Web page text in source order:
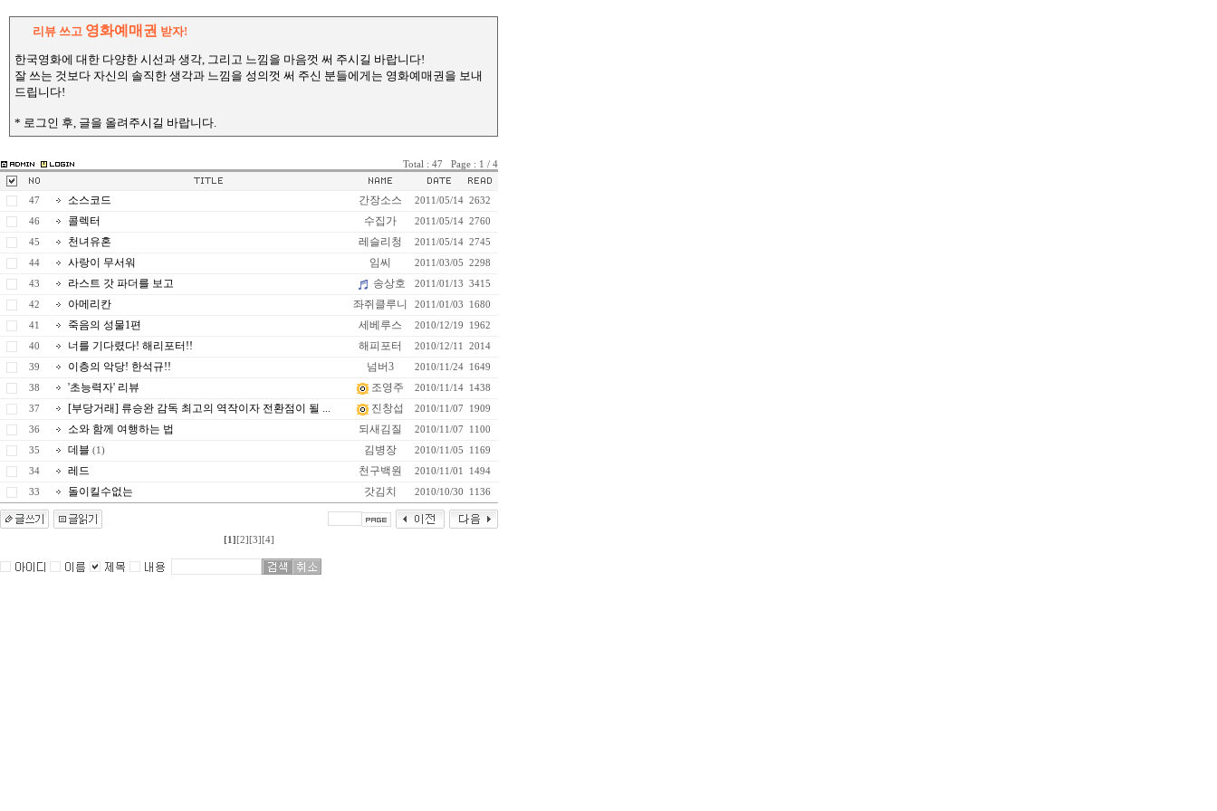
리뷰 쓰고 영화예매권 받자!
한국영화에 대한 다양한 시선과 생각, 그리고 느낌을 마음껏 써 주시길 바랍니다!
잘 쓰는 것보다 자신의 솔직한 생각과 느낌을 성의껏 써 주신 분들에게는 영화예매권을 보내
드립니다!
* 로그인 후, 글을 올려주시길 바랍니다.
Total : 47 Page : 1 / 4
47 소스코드 간장소스 2011/05/14 2632
46 콜렉터 수집가 2011/05/14 2760
45 천녀유혼 레슬리청 2011/05/14 2745
44 사랑이 무서워 임씨 2011/03/05 2298
43 라스트 갓 파더를 보고 송상호 2011/01/13 3415
42 아메리칸 좌쥐클루니 2011/01/03 1680
41 죽음의 성물1편 세베루스 2010/12/19 1962
40 너를 기다렸다! 해리포터!! 해피포터 2010/12/11 2014
39 이층의 악당! 한석규!! 넘버3 2010/11/24 1649
38 '초능력자' 리뷰 조영주 2010/11/14 1438
37 [부당거래] 류승완 감독 최고의 역작이자 전환점이 될 ... 진창섭 2010/11/07 1909
36 소와 함께 여행하는 법 되새김질 2010/11/07 1100
35 데블 (1) 김병장 2010/11/05 1169
34 레드 천구백원 2010/11/01 1494
33 돌이킬수없는 갓김치 2010/10/30 1136
[1] [2] [3] [4]